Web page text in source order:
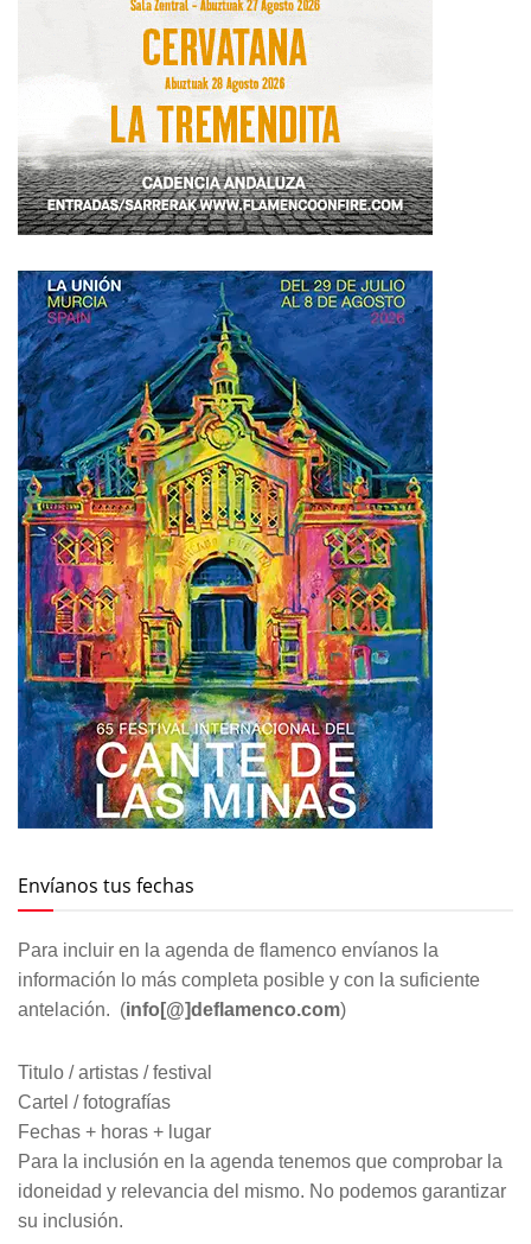
Envíanos tus fechas
Para incluir en la agenda de flamenco envíanos la
información lo más completa posible y con la suficiente
antelación. (info[@]deflamenco.com)
Titulo / artistas / festival
Cartel / fotografías
Fechas + horas + lugar
Para la inclusión en la agenda tenemos que comprobar la
idoneidad y relevancia del mismo. No podemos garantizar
su inclusión.